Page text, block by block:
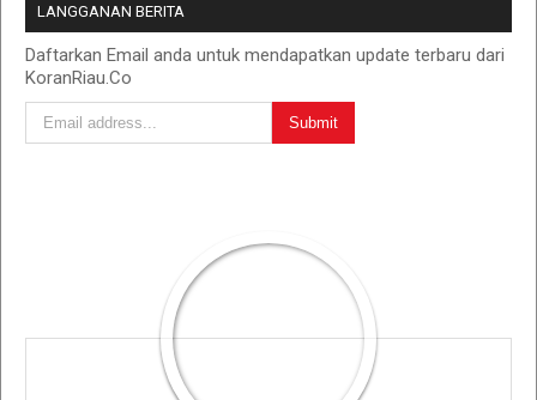
LANGGANAN BERITA
Daftarkan Email anda untuk mendapatkan update terbaru dari
KoranRiau.Co